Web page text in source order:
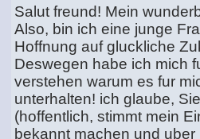
Salut freund! Mein
Also, bin ich eine junge
Hoffnung auf gluckliche
Deswegen habe ich mich
verstehen warum es fur
unterhalten! ich glaube,
(hoffentlich, stimmt mein
bekannt machen und